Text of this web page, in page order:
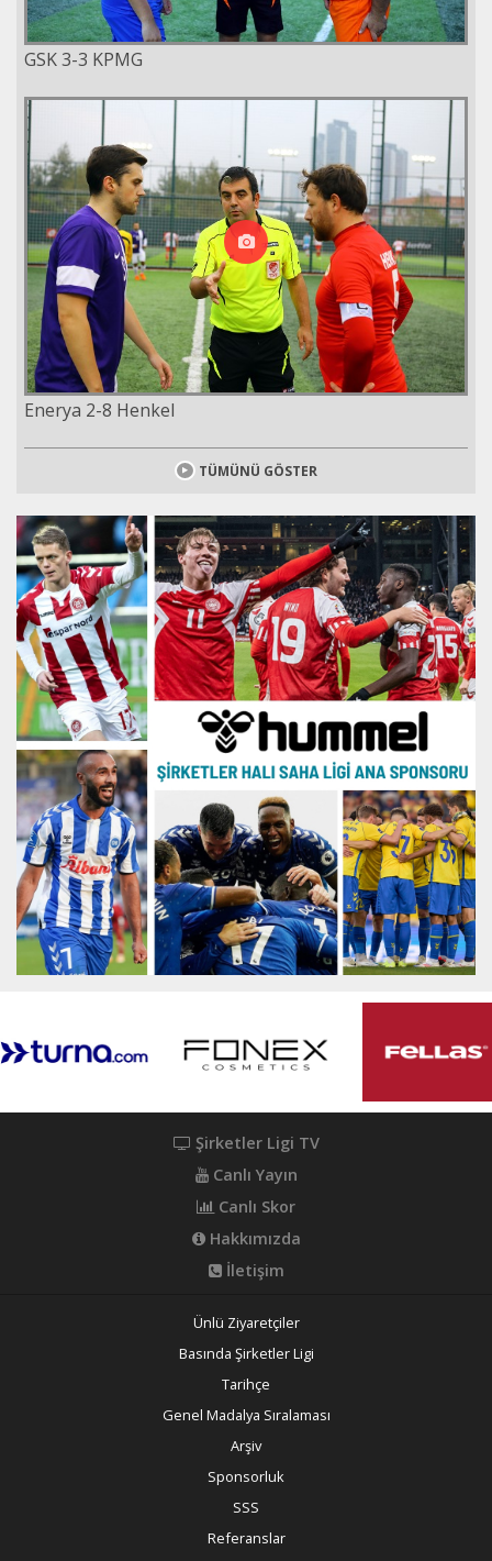
GSK 3-3 KPMG
Enerya 2-8 Henkel
TÜMÜNÜ GÖSTER
Şirketler Ligi TV
Canlı Yayın
Canlı Skor
Hakkımızda
İletişim
Ünlü Ziyaretçiler
Basında Şirketler Ligi
Tarihçe
Genel Madalya Sıralaması
Arşiv
Sponsorluk
SSS
Referanslar